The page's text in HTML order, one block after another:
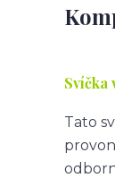
Svíčka
Tato